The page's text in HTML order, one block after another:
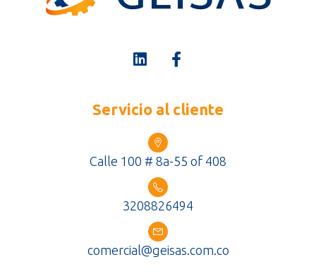
Servicio al cliente
Calle 100 # 8a-55 of 408
3208826494
comercial@geisas.com.co